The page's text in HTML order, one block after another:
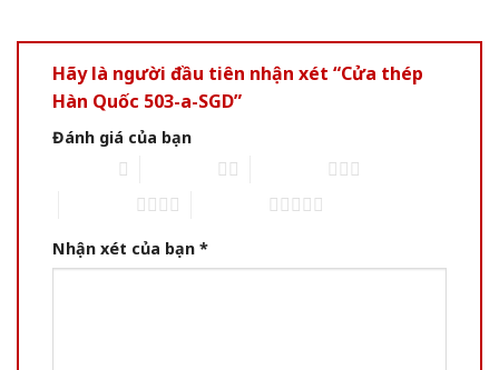
Hãy là người đầu tiên nhận xét “Cửa thép
Hàn Quốc 503-a-SGD”
Đánh giá của bạn
Nhận xét của bạn *